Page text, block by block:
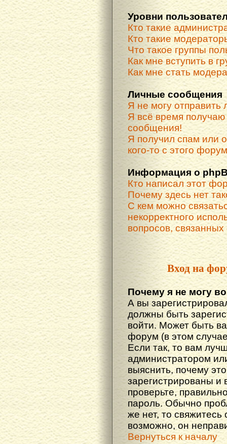
Уровни
Кто такие
Кто такие
Что такое группы
Как мне вступить в
Как мне стать
Личные сообщения
Я не могу
Я всё время
сообщения!
Я получил спам или
кого-то с этого
Информация о
Кто написал этот
Почему здесь нет
С кем можно
некорректного
вопросов,
Вход на
Почему я не могу
А вы
должны быть
войти. Может быть
форум (в этом
Если так, то вам
администратором
выяснить, почему
зарегистрированы и
проверьте,
пароль. Обычно
же нет, то
возможно, он
Вернуться к началу